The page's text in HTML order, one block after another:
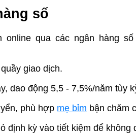
số
qua các ngân hàng số
giao dịch.
dao động 5,5 - 7,5%/năm tùy
phù hợp mẹ bỉm bận chăm
định kỳ vào tiết kiệm để không